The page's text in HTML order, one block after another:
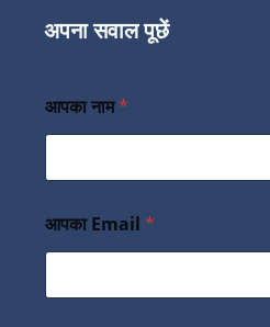
अपना सवाल पूछें
आपका नाम*
आपका Email *